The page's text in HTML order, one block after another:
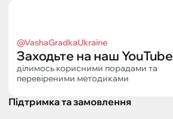
@VashaGradkaUkraine
Заходьте на наш YouTube
ділимось корисними порадами та
перевіреними методиками
Підтримка та замовлення